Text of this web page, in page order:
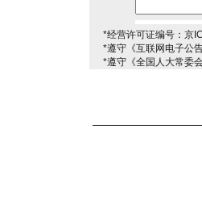
*经营许可证编号：京
*遵守《互联网电子公
*遵守《全国人大常委